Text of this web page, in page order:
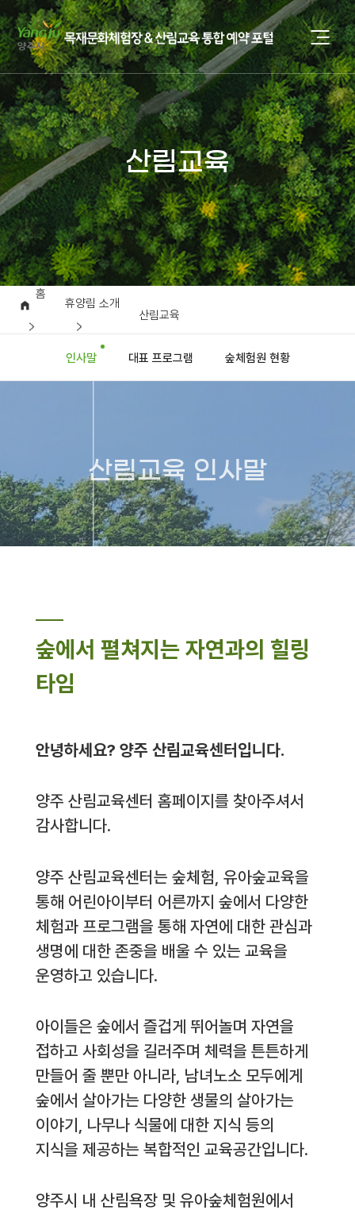
산림교육
홈
휴양림 소개
산림교육
인사말 대표 프로그램 숲체험원 현황
산림교육 인사말
숲에서 펼쳐지는 자연과의 힐링
타임
안녕하세요? 양주 산림교육센터입니다.
양주 산림교육센터 홈페이지를 찾아주셔서
감사합니다.
양주 산림교육센터는 숲체험, 유아숲교육을
통해 어린아이부터 어른까지 숲에서 다양한
체험과 프로그램을 통해 자연에 대한 관심과
생명에 대한 존중을 배울 수 있는 교육을
운영하고 있습니다.
아이들은 숲에서 즐겁게 뛰어놀며 자연을
접하고 사회성을 길러주며 체력을 튼튼하게
만들어 줄 뿐만 아니라, 남녀노소 모두에게
숲에서 살아가는 다양한 생물의 살아가는
이야기, 나무나 식물에 대한 지식 등의
지식을 제공하는 복합적인 교육공간입니다.
양주시 내 산림욕장 및 유아숲체험원에서